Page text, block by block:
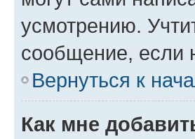
усмотрению.
сообщение, если
Вернуться к
Как мне